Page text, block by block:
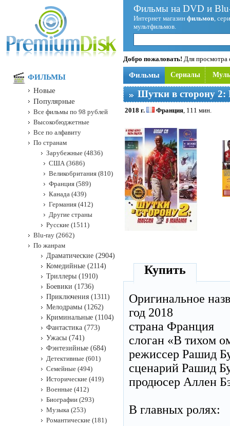
Фильмы на DVD и
Интернет магазин фильмов,
мультфильмов.
Добро пожаловать! Для просмотра
Фильмы Сериалы
Шутки в сторону
2018 г. Франция, 111 мин.
Купить
Оригинальное
год 2018
страна Франция
слоган «В тихом
режиссер Рашид
сценарий Рашид
продюсер Аллен
В главных ролях:
ФИЛЬМЫ
Новые
Популярные
Все фильмы по 98 рублей
Высокобюджетные
Все по алфавиту
По странам
Зарубежные (4836)
США (3686)
Великобритания (810)
Франция (589)
Канада (439)
Германия (412)
Другие страны
Русские (1511)
Blu-ray (2662)
По жанрам
Драматические (2904)
Комедийные (2114)
Триллеры (1910)
Боевики (1736)
Приключения (1311)
Мелодрамы (1262)
Криминальные (1104)
Фантастика (773)
Ужасы (741)
Фэнтезийные (684)
Детективные (601)
Семейные (494)
Исторические (419)
Военные (412)
Биографии (293)
Музыка (253)
Романтические (181)